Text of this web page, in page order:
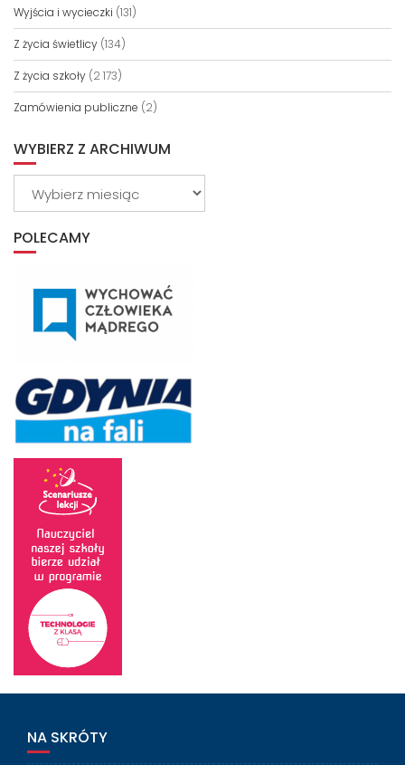
Wyjścia i wycieczki (131)
Z życia świetlicy (134)
Z życia szkoły (2 173)
Zamówienia publiczne (2)
WYBIERZ Z ARCHIWUM
POLECAMY
NA SKRÓTY